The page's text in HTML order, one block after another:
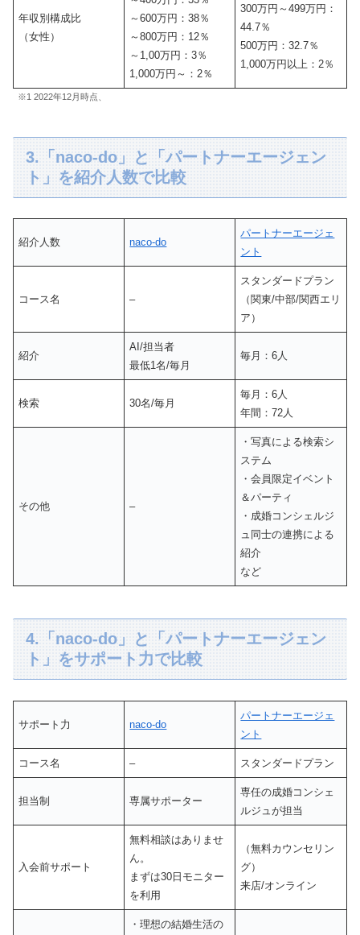
年収別構成比
（女性）
～600万円：38％
～800万円：12％
～1,00万円：3％
1,000万円～：2％
300万円～499万円：
44.7％
500万円：32.7％
1,000万円以上：2％
※1 2022年12月時点、
3.「naco-do」と「パートナーエージェン
ト」を紹介人数で比較
紹介人数 naco-do
パートナーエージェ
ント
コース名 –
スタンダードプラン
（関東/中部/関西エリ
ア）
紹介
AI/担当者
最低1名/毎月
毎月：6人
検索 30名/毎月
毎月：6人
年間：72人
その他 –
・写真による検索シ
ステム
・会員限定イベント
＆パーティ
・成婚コンシェルジ
ュ同士の連携による
紹介
など
4.「naco-do」と「パートナーエージェン
ト」をサポート力で比較
サポート力 naco-do
パートナーエージェ
ント
コース名 – スタンダードプラン
担当制 専属サポーター
専任の成婚コンシェ
ルジュが担当
入会前サポート
無料相談はありませ
ん。
まずは30日モニター
を利用
（無料カウンセリン
グ）
来店/オンライン
・理想の結婚生活の